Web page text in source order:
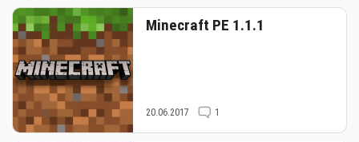
Minecraft PE 1.1.1
20.06.2017 1